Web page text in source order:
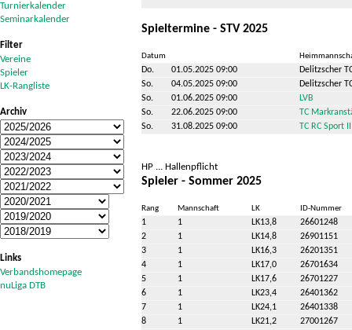
Turnierkalender
Seminarkalender
Filter
Vereine
Spieler
LK-Rangliste
Archiv
Links
Verbandshomepage
nuLiga DTB
Spieltermine - STV 2025
Datum
Do. 01.05.2025 09:00
Delitzscher
So.
04.05.2025 09:00
Delitzscher
So.
01.06.2025 09:00
LVB
So.
22.06.2025 09:00
TC
So.
31.08.2025 09:00 TC RC Sport II
HP ... Hallenpflicht
Spieler - Sommer 2025
Rang Mannschaft LK ID-Nummer
1 1 LK13,8
26601248
2
1 LK14,8
26901151
3
1 LK16,3
26201351
4
1 LK17,0
26701634
5
1 LK17,6
26701227
6
1 LK23,4
26401362
7
1 LK24,1
26401338
8
1 LK21,2
27001267